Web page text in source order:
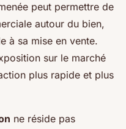
peut permettre de
autour du bien,
à sa mise en vente.
sur le marché
plus rapide et plus
ne réside pas